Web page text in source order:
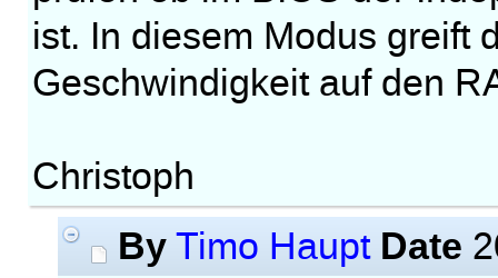
ist. In diesem Modus greift
Geschwindigkeit auf den
Christoph
By Timo Haupt Date